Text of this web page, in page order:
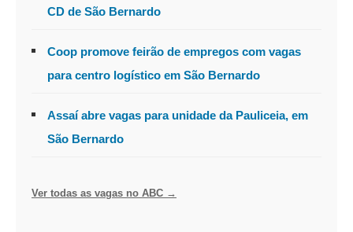
CD de São Bernardo
Coop promove feirão de empregos com vagas
para centro logístico em São Bernardo
Assaí abre vagas para unidade da Pauliceia, em
São Bernardo
Ver todas as vagas no ABC →